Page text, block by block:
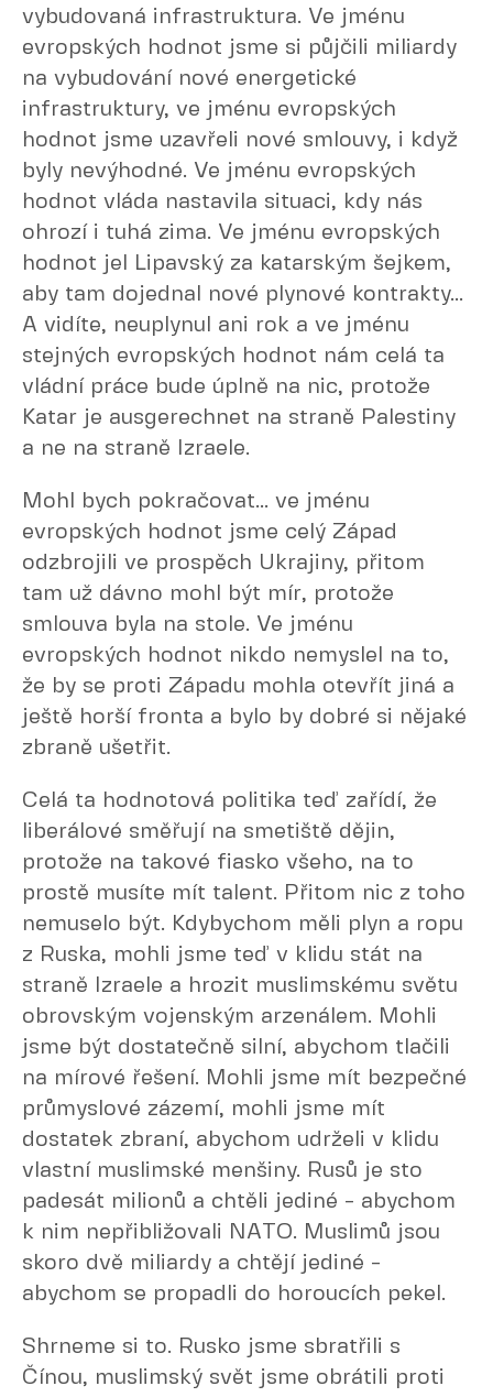
vybudovaná infrastruktura. Ve jménu
evropských hodnot jsme si půjčili miliardy
na vybudování nové energetické
infrastruktury, ve jménu evropských
hodnot jsme uzavřeli nové smlouvy, i když
byly nevýhodné. Ve jménu evropských
hodnot vláda nastavila situaci, kdy nás
ohrozí i tuhá zima. Ve jménu evropských
hodnot jel Lipavský za katarským šejkem,
aby tam dojednal nové plynové kontrakty...
A vidíte, neuplynul ani rok a ve jménu
stejných evropských hodnot nám celá ta
vládní práce bude úplně na nic, protože
Katar je ausgerechnet na straně Palestiny
a ne na straně Izraele.
Mohl bych pokračovat... ve jménu
evropských hodnot jsme celý Západ
odzbrojili ve prospěch Ukrajiny, přitom
tam už dávno mohl být mír, protože
smlouva byla na stole. Ve jménu
evropských hodnot nikdo nemyslel na to,
že by se proti Západu mohla otevřít jiná a
ještě horší fronta a bylo by dobré si nějaké
zbraně ušetřit.
Celá ta hodnotová politika teď zařídí, že
liberálové směřují na smetiště dějin,
protože na takové fiasko všeho, na to
prostě musíte mít talent. Přitom nic z toho
nemuselo být. Kdybychom měli plyn a ropu
z Ruska, mohli jsme teď v klidu stát na
straně Izraele a hrozit muslimskému světu
obrovským vojenským arzenálem. Mohli
jsme být dostatečně silní, abychom tlačili
na mírové řešení. Mohli jsme mít bezpečné
průmyslové zázemí, mohli jsme mít
dostatek zbraní, abychom udrželi v klidu
vlastní muslimské menšiny. Rusů je sto
padesát milionů a chtěli jediné - abychom
k nim nepřibližovali NATO. Muslimů jsou
skoro dvě miliardy a chtějí jediné -
abychom se propadli do horoucích pekel.
Shrneme si to. Rusko jsme sbratřili s
Čínou, muslimský svět jsme obrátili proti